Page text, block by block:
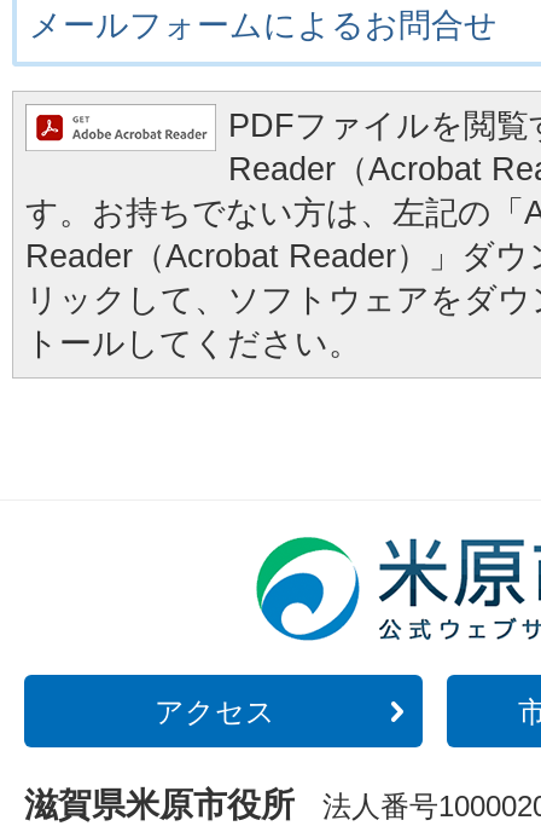
メールフォームによるお問合せ
PDFファイルを閲
Reader（Acrobat
す。お持ちでない方は、左記の「
Reader（Acrobat Reader）」ダ
リックして、ソフトウェアをダ
トールしてください。
アクセス
滋賀県米原市役所 法人番号